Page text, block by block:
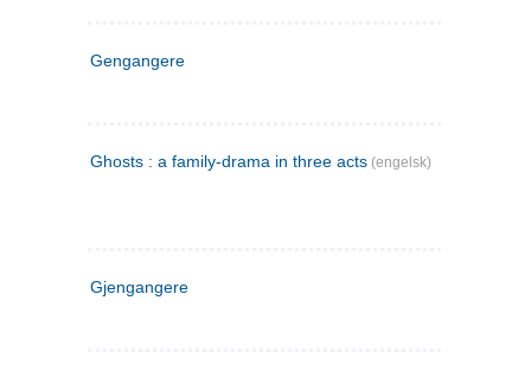
Gengangere
Ghosts : a family-drama in three acts (engelsk)
Gjengangere